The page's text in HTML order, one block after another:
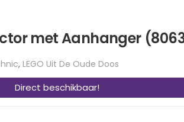
met Aanhanger
, LEGO Uit De Oude Doos
Direct beschikbaar!